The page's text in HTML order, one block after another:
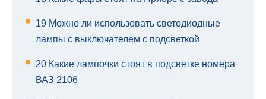
19 Можно ли использовать светодиодные
лампы с выключателем с подсветкой
20 Какие лампочки стоят в подсветке номера
ВАЗ 2106